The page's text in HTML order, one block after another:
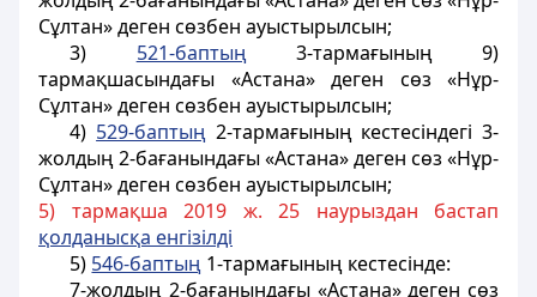
Сұлтан» деген сөзбен ауыстырылсын;
3) 521-баптың 3-тармағының 9)
тармақшасындағы «Астана» деген сөз «Нұр-
Сұлтан» деген сөзбен ауыстырылсын;
4) 529-баптың 2-тармағының кестесіндегі 3-
жолдың 2-бағанындағы «Астана» деген сөз «Нұр-
Сұлтан» деген сөзбен ауыстырылсын;
5) тармақша 2019 ж. 25 наурыздан бастап
қолданысқа енгізілді
5) 546-баптың 1-тармағының кестесінде:
7-жолдың 2-бағанындағы «Астана» деген сөз